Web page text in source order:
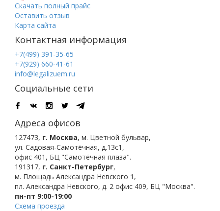
Скачать полный прайс
Оставить отзыв
Карта сайта
Контактная информация
+7(499) 391-35-65
+7(929) 660-41-61
info@legalizuem.ru
Социальные сети
Адреса офисов
127473, г. Москва, м. Цветной бульвар,
ул. Садовая-Самотёчная, д.13с1,
офис 401, БЦ "Самотёчная плаза".
191317, г. Санкт-Петербург,
м. Площадь Александра Невского 1 ,
пл. Александра Невского, д. 2 офис 409, БЦ "Москва".
пн-пт 9:00-19:00
Схема проезда